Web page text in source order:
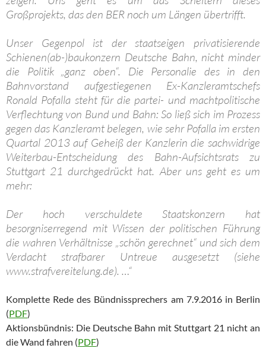
Großprojekts, das den BER noch um Längen übertrifft.
Unser Gegenpol ist der staatseigen privatisierende
Schienen(ab-)baukonzern Deutsche Bahn, nicht minder
die Politik „ganz oben“. Die Personalie des in den
Bahnvorstand aufgestiegenen Ex-Kanzleramtschefs
Ronald Pofalla steht für die partei- und machtpolitische
Verflechtung von Bund und Bahn: So ließ sich im Prozess
gegen das Kanzleramt belegen, wie sehr Pofalla im ersten
Quartal 2013 auf Geheiß der Kanzlerin die sachwidrige
Weiterbau-Entscheidung des Bahn-Aufsichtsrats zu
Stuttgart 21 durchgedrückt hat. Aber uns geht es um
mehr:
Der hoch verschuldete Staatskonzern hat
besorgniserregend mit Wissen der politischen Führung
die wahren Verhältnisse „schön gerechnet“ und sich dem
Verdacht strafbarer Untreue ausgesetzt (siehe
www.strafvereitelung.de). …“
Komplette Rede des Bündnissprechers am 7.9.2016 in Berlin
(PDF)
Aktionsbündnis: Die Deutsche Bahn mit Stuttgart 21 nicht an
die Wand fahren (PDF)